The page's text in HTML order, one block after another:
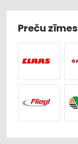
Preču zīmes